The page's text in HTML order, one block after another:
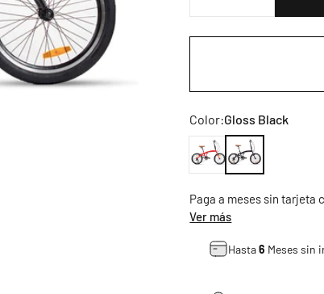
Color
Color:Gloss Black
Gloss RedGloss Black
Paga a meses sin tarjeta
Ver más
Hasta6 Meses sin